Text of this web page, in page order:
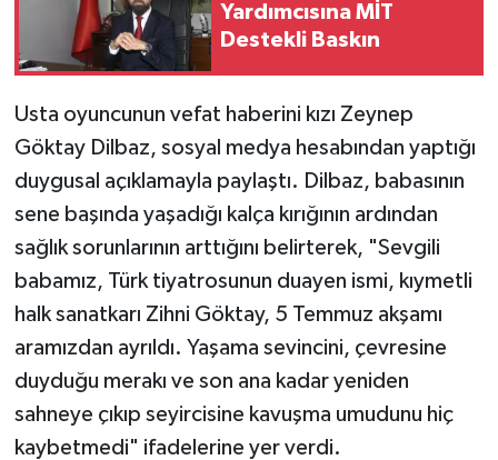
Yardımcısına MİT
Destekli Baskın
Usta oyuncunun vefat haberini kızı Zeynep
Göktay Dilbaz, sosyal medya hesabından yaptığı
duygusal açıklamayla paylaştı. Dilbaz, babasının
sene başında yaşadığı kalça kırığının ardından
sağlık sorunlarının arttığını belirterek, "Sevgili
babamız, Türk tiyatrosunun duayen ismi, kıymetli
halk sanatkarı Zihni Göktay, 5 Temmuz akşamı
aramızdan ayrıldı. Yaşama sevincini, çevresine
duyduğu merakı ve son ana kadar yeniden
sahneye çıkıp seyircisine kavuşma umudunu hiç
kaybetmedi" ifadelerine yer verdi.